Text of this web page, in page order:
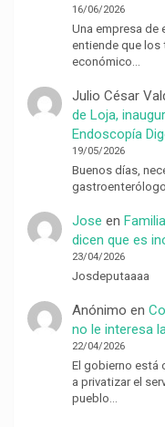
16/06/2026
Una empresa de
entiende que los
económico…
Julio César
de Loja,
Endoscopía
19/05/2026
Buenos días,
gastroenterólogo
Jose en
dicen que es
23/04/2026
Josdeputaaaa
Anónimo en
no le interesa
22/04/2026
El gobierno está
a privatizar el
pueblo…